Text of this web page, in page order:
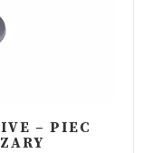
– PIEC